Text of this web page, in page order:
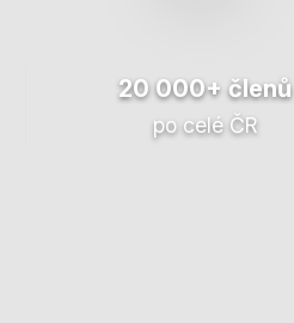
20 000+ členů
po celé ČR